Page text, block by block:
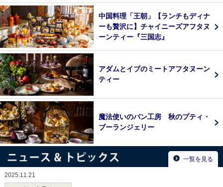
中国料理「王朝」【ランチもディナ
ーも贅沢に】チャイニーズアフタヌ
ーンティー『三国志』
アダムとイブのミートアフタヌーン
ティー
魔法使いのパン工房 秋のプティ・
ブーランジェリー
一覧を見る
2025.11.21